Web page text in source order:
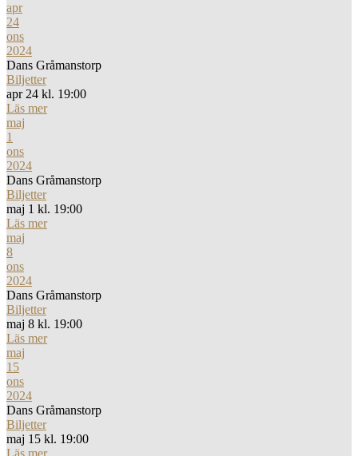
apr
24
ons
2024
Dans Gråmanstorp
Biljetter
apr 24 kl. 19:00
Läs mer
maj
1
ons
2024
Dans Gråmanstorp
Biljetter
maj 1 kl. 19:00
Läs mer
maj
8
ons
2024
Dans Gråmanstorp
Biljetter
maj 8 kl. 19:00
Läs mer
maj
15
ons
2024
Dans Gråmanstorp
Biljetter
maj 15 kl. 19:00